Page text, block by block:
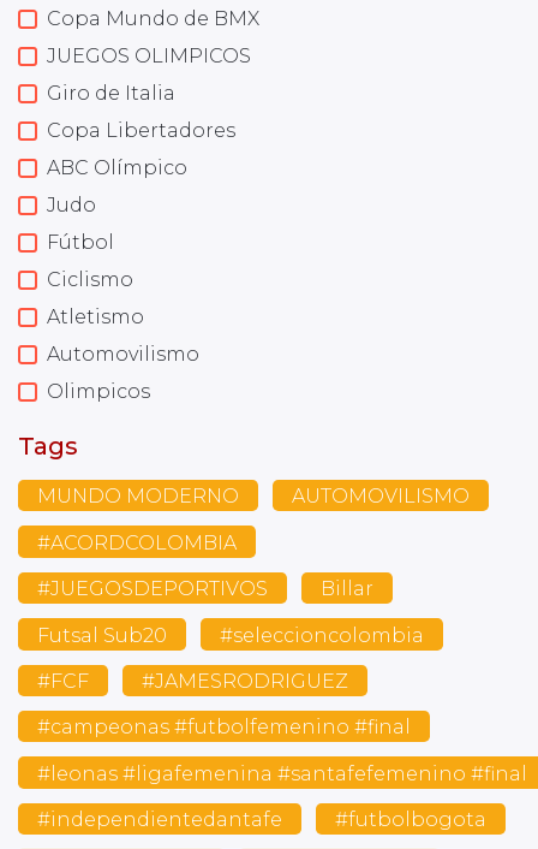
Copa Mundo de BMX
JUEGOS OLIMPICOS
Giro de Italia
Copa Libertadores
ABC Olímpico
Judo
Fútbol
Ciclismo
Atletismo
Automovilismo
Olimpicos
Tags
MUNDO MODERNO AUTOMOVILISMO
#ACORDCOLOMBIA
#JUEGOSDEPORTIVOS Billar
Futsal Sub20 #seleccioncolombia
#FCF #JAMESRODRIGUEZ
#campeonas #futbolfemenino #final
#leonas #ligafemenina #santafefemenino #final
#independientedantafe #futbolbogota